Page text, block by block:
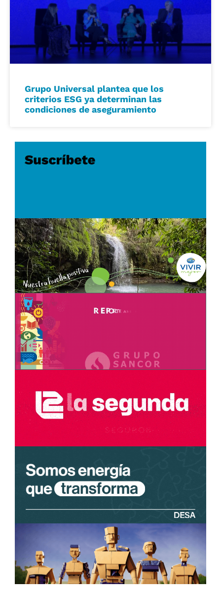
Grupo Universal plantea que los
criterios ESG ya determinan las
condiciones de aseguramiento